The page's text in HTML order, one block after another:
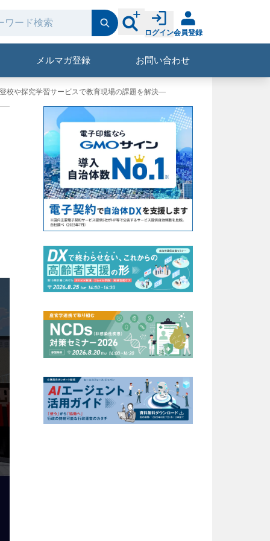
ログイン会員登録
メルマガ登録 お問い合わせ
校や探究学習サービスで教育現場の課題を解決―